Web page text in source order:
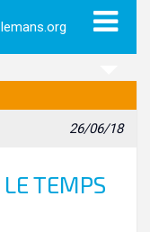
26/06/18
TEMPS